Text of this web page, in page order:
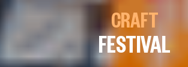
CRAFT
FESTIVAL